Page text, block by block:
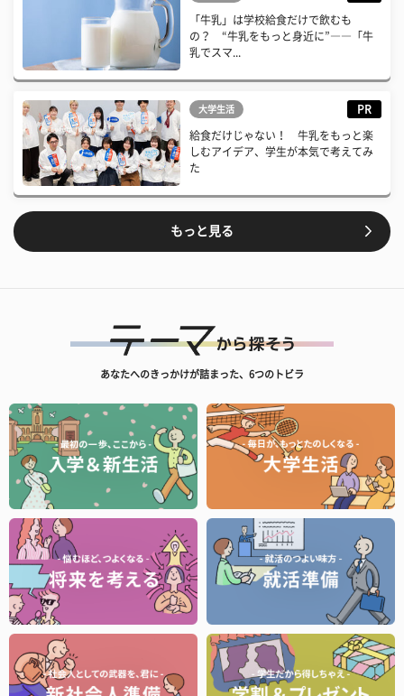
「牛乳」は学校給食だけで飲むも
の？ “牛乳をもっと身近に”――「牛
乳でスマ...
大学生活 PR
給食だけじゃない！ 牛乳をもっと楽
しむアイデア、学生が本気で考えてみ
た
もっと見る
あなたへのきっかけが詰まった、6つのトビラ